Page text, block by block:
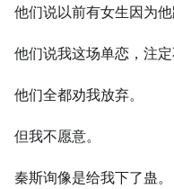
他们说以前有女生因为
他们说我这场单恋，注定
他们全都劝我放弃。
但我不愿意。
秦斯询像是给我下了蛊。